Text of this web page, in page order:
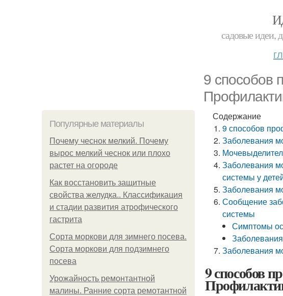
садовые идеи,
9 способов
Популярные материалы
Почему чеснок мелкий. Почему
вырос мелкий чеснок или плохо
растет на огороде
Как восстановить защитные
свойства желудка.. Классификация
и стадии развития атрофического
гастрита
Сорта моркови для зимнего посева.
Сорта моркови для подзимнего
посева
Урожайность ремонтантной
малины. Ранние сорта ремотантной
Содержание
9 способов
Заболевания
Заболевания
системы у
Заболевания
Сообщение
системы
Симптомы
Заболевания
9 способов